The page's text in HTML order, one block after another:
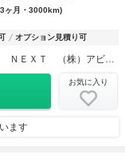
ヶ月・3000km)
オプション見積り可
ＡＶＩＸ ＩＭＰＯＲＴ ＮＥＸＴ （株）アビックスコーポレーション
お気に入り
ます